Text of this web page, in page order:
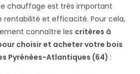
chauffage est très important
rentabilité et efficacité. Pour cela,
connaître les critères à
choisir et acheter votre bois
Pyrénées-Atlantiques (64) :